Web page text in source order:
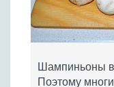
Шампиньоны
Поэтому